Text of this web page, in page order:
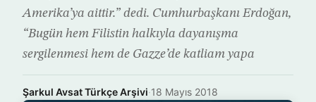
Amerika’ya aittir.” dedi. Cumhurbaşkanı Erdoğan,
“Bugün hem Filistin halkıyla dayanışma
sergilenmesi hem de Gazze’de katliam yapa
Şarkul Avsat Türkçe Arşivi·18 Mayıs 2018